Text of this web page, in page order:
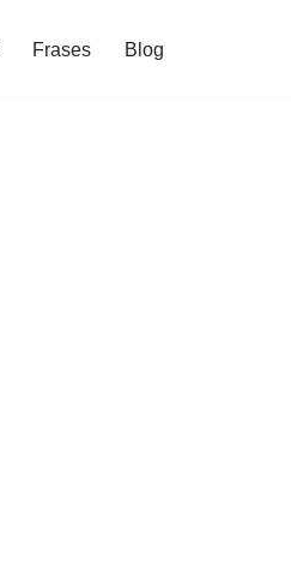
Frases Blog